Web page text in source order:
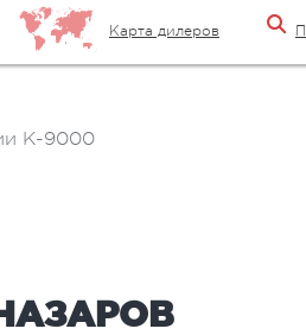
Карта дилеров
К-9000